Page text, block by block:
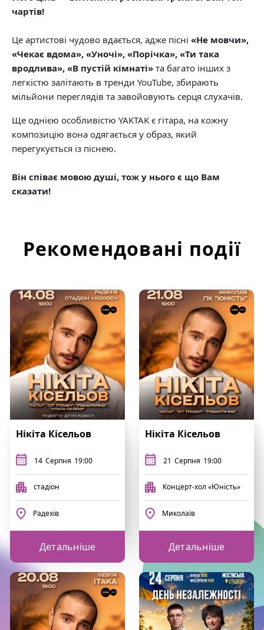
чартів!
Це артистові чудово вдається, адже пісні «Не мовчи»,
«Чекає вдома», «Уночі», «Порічка», «Ти така
вродлива», «В пустій кімнаті» та багато інших з
легкістю залітають в тренди YouTube, збирають
мільйони переглядів та завойовують серця слухачів.
Ще однією особливістю YAKTAK є гітара, на кожну
композицію вона одягається у образ, який
перегукується із піснею.
Він співає мовою душі, тож у нього є що Вам
сказати!
Рекомендовані події
Нікіта Кісельов
14 Серпня 19:00
стадіон
Радехів
Детальніше
Нікіта Кісельов
21 Серпня 19:00
Концерт-хол «Юність»
Миколаїв
Детальніше